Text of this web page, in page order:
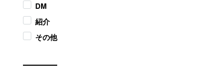
DM
紹介
その他